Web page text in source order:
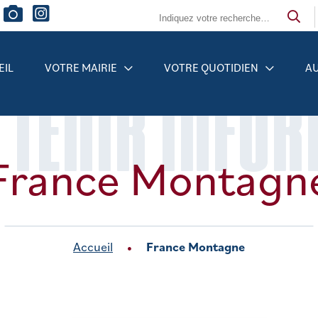
VOTRE MAIRIE VOTRE QUOTIDIEN
Accueil France Montagne